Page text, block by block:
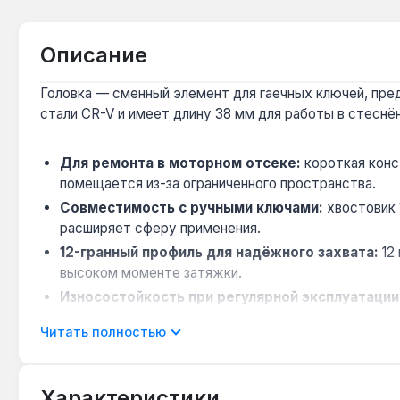
Описание
Головка — сменный элемент для гаечных ключей,
стали CR-V и имеет длину 38 мм для работы в
Для ремонта в моторном отсеке: короткая
помещается из-за ограниченного пространства.
Совместимость с ручными ключами:
расширяет сферу применения.
12-гранный профиль для надёжного захвата:
высоком моменте затяжки.
Износостойкость при регулярной
Метрическая размерность для стандартного
Читать полностью